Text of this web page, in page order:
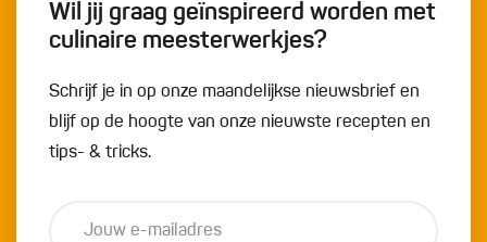
Wil jij graag geïnspireerd worden met
culinaire meesterwerkjes?
Schrijf je in op onze maandelijkse nieuwsbrief en
blijf op de hoogte van onze nieuwste recepten en
tips- & tricks.